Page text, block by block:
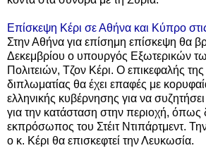
Επίσκεψη Κέρι σε Αθήνα και Κύπρο
Στην Αθήνα για επίσημη επίσκεψη θα
Δεκεμβρίου ο υπουργός Εξωτερικών
Πολιτειών, Τζον Κέρι. Ο επικεφαλής της
διπλωματίας θα έχει επαφές με
ελληνικής κυβέρνησης για να
για την κατάσταση στην περιοχή,
εκπρόσωπος του Στέιτ Ντιπάρτμεντ.
ο κ. Κέρι θα επισκεφτεί την Λευκωσία.